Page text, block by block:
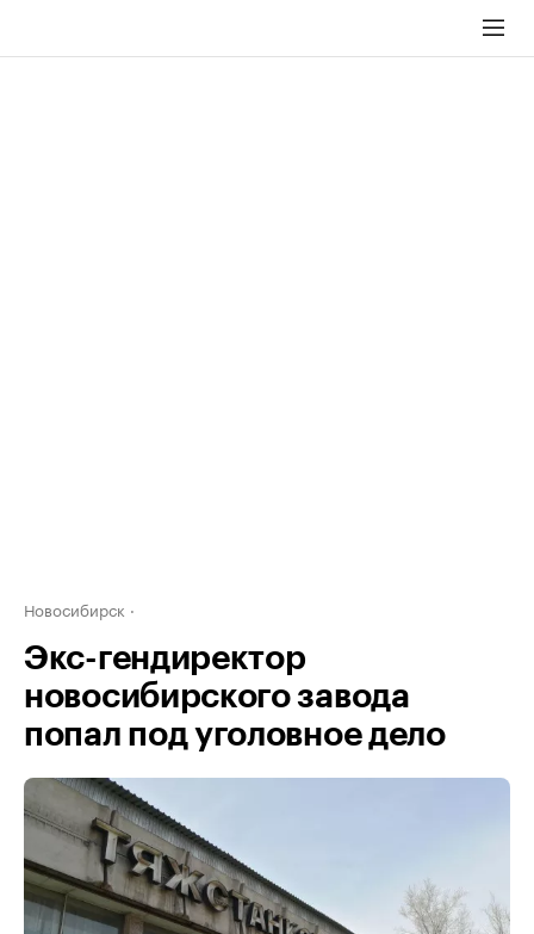
Новосибирск
Экс-гендиректор
новосибирского завода
попал под уголовное дело